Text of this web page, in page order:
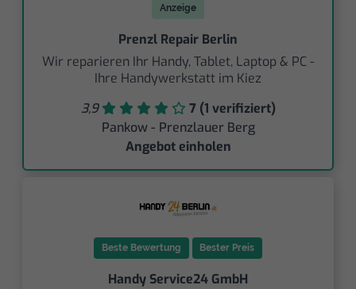
Anzeige
Prenzl Repair Berlin
Wir reparieren Ihr Handy, Tablet, Laptop & PC -
Ihre Handywerkstatt im Kiez
3,9
7 (1 verifiziert)
Pankow - Prenzlauer Berg
Angebot einholen
Beste Bewertung Bester Preis
Handy Service24 GmbH